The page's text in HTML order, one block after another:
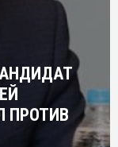
ПРОТИВ